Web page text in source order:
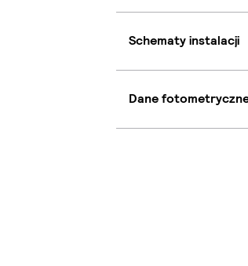
Schematy instalacji
Dane